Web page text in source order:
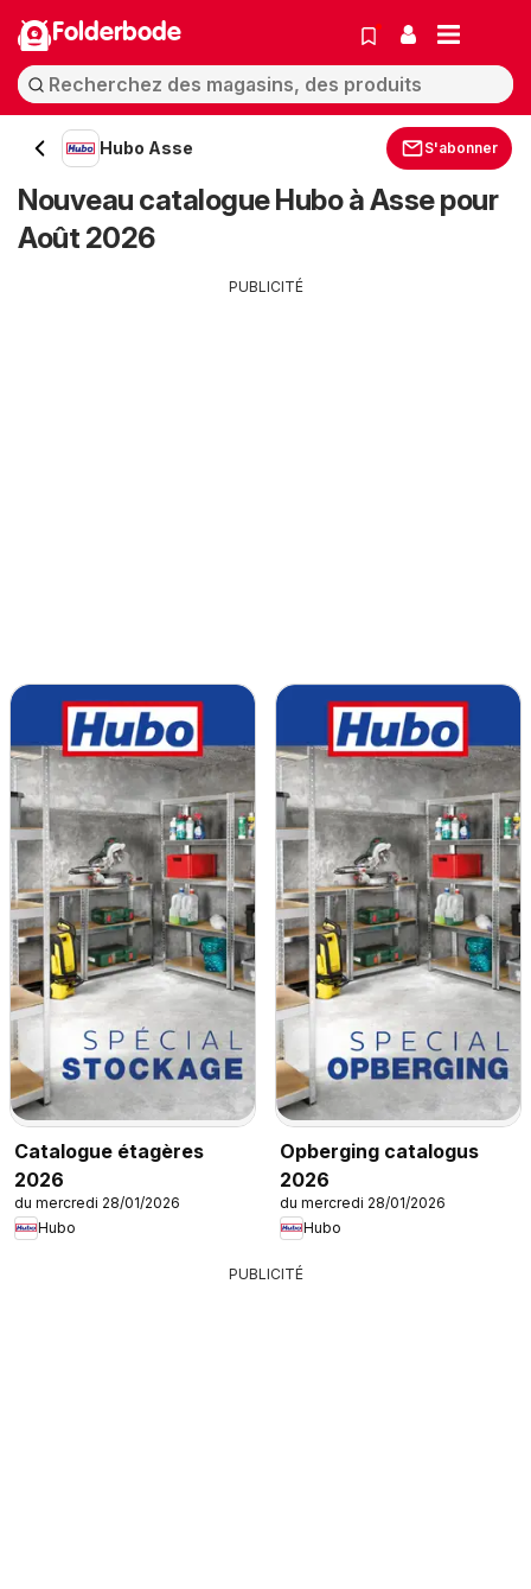
Folderbode
Hubo Asse S'abonner
Nouveau catalogue Hubo à Asse pour
Août 2026
PUBLICITÉ
Catalogue étagères
2026
du mercredi 28/01/2026
Hubo
Opberging catalogus
2026
du mercredi 28/01/2026
Hubo
PUBLICITÉ